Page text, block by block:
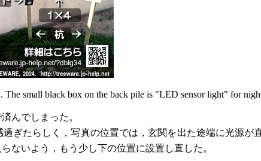
The small black box on the back pile is "LED sensor light" for
んでしまった。
ぎたらしく，写真の位置では，玄関を出た途端に光源が
ないよう，もう少し下の位置に設置し直した。